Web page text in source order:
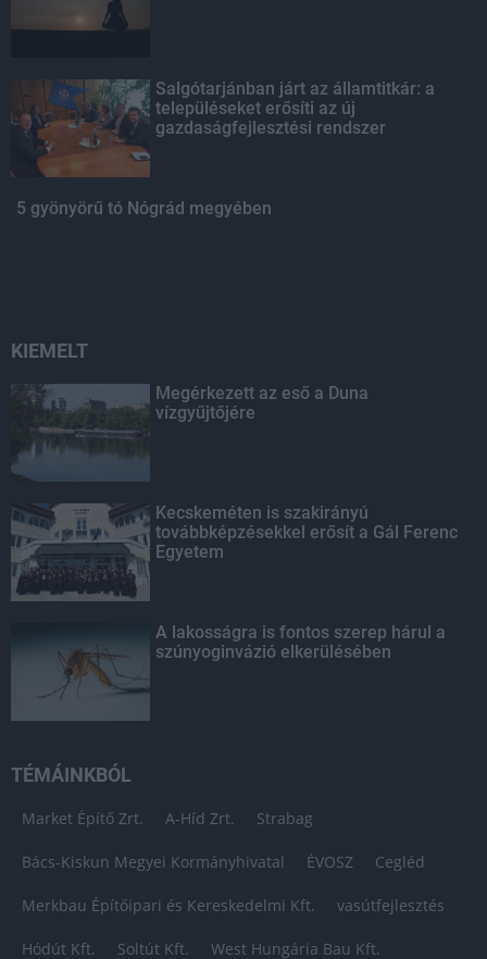
Salgótarjánban járt az államtitkár: a
településeket erősíti az új
gazdaságfejlesztési rendszer
5 gyönyörű tó Nógrád megyében
KIEMELT
Megérkezett az eső a Duna
vízgyűjtőjére
Kecskeméten is szakirányú
továbbképzésekkel erősít a Gál Ferenc
Egyetem
A lakosságra is fontos szerep hárul a
szúnyoginvázió elkerülésében
TÉMÁINKBÓL
Market Építő Zrt. A-Híd Zrt. Strabag
Bács-Kiskun Megyei Kormányhivatal ÉVOSZ Cegléd
Merkbau Építőipari és Kereskedelmi Kft. vasútfejlesztés
Hódút Kft. Soltút Kft. West Hungária Bau Kft.